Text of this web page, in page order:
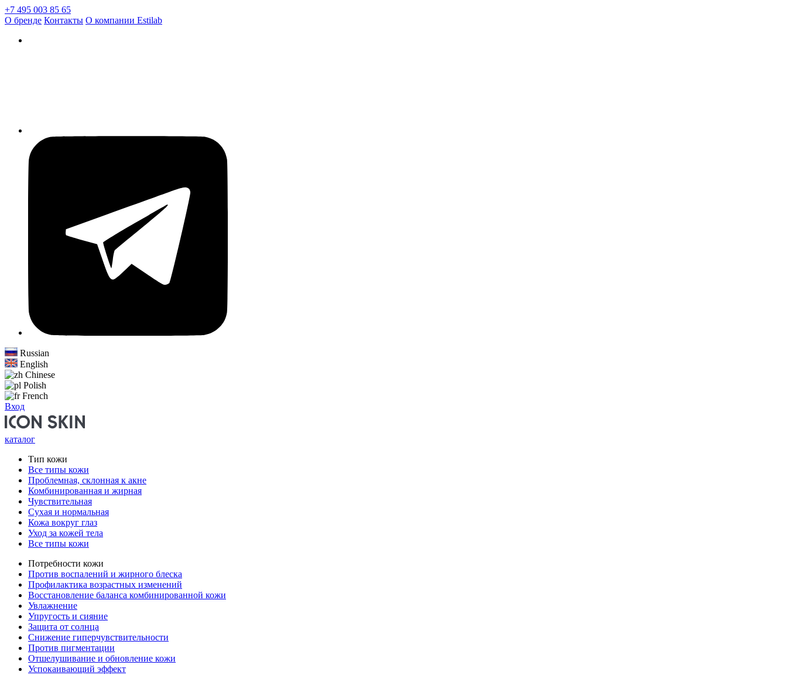
+7 495 003 85 65
О бренде Контакты О компании Estilab
Russian
English
Chinese
Polish
French
Вход
каталог
Тип кожи
Все типы кожи
Проблемная, склонная к акне
Комбинированная и жирная
Чувствительная
Сухая и нормальная
Кожа вокруг глаз
Уход за кожей тела
Все типы кожи
Потребности кожи
Против воспалений и жирного блеска
Профилактика возрастных изменений
Восстановление баланса комбинированной кожи
Увлажнение
Упругость и сияние
Защита от солнца
Снижение гиперчувствительности
Против пигментации
Отшелушивание и обновление кожи
Успокаивающий эффект